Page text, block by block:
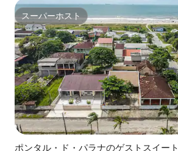
スーパーホスト
スーパーホスト
ポンタル・ド・パラナのゲストスイート